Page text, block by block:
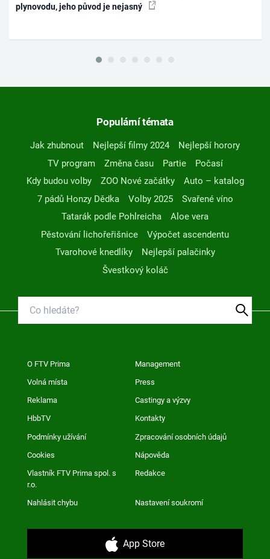
plynovodu, jeho původ je nejasný
Populární témata
Jak zhubnout Nejlepší filmy 2024
Nejlepší horory
TV program
Změna času Partie
Počasí
Kdy budou volby
ZOO Nové začátky
Auto – katalog
7 pádů Honzy Dědka
Volby 2025
Svařené víno
Tatarák podle Pohlreicha
Aloe vera
Pěstování lichořeřišnice
Výpočet ascendentu
Tvarohové knedlíky
Nejlepší palačinky
Švestkový koláč
O FTV Prima Management
Volná místa Press
Reklama Castingy a výzvy
HbbTV Kontakty
Podmínky užívání Zpracování osobních údajů
Cookies Nápověda
Vlastník FTV Prima spol. s
r.o.
Redakce
Nahlásit chybu Nastavení soukromí
App Store